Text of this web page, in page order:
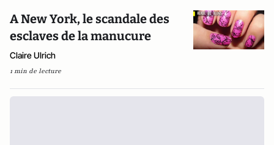
A New York, le scandale des
esclaves de la manucure
Claire Ulrich
1 min de lecture